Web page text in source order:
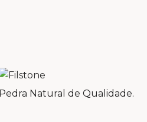
Pedra Natural de Qualidade.